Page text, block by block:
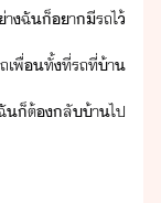
​ฉั​็​า​ี​รถ​ไ้​
เพื่​ทั้ที่​รถ​ที่​้า​
ต้​ลั้า​ไป​